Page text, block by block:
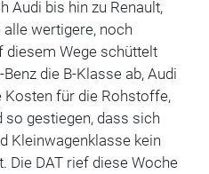
Audi bis hin zu Renault,
wertigere, noch
diesem Wege schüttelt
die B-Klasse ab, Audi
Kosten für die Rohstoffe,
so gestiegen, dass sich
Kleinwagenklasse kein
Die DAT rief diese Woche